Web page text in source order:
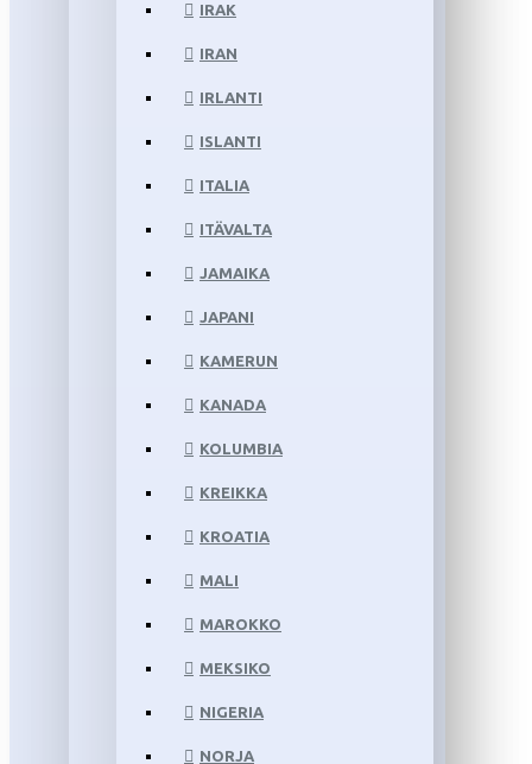
IRAK
IRAN
IRLANTI
ISLANTI
ITALIA
ITÄVALTA
JAMAIKA
JAPANI
KAMERUN
KANADA
KOLUMBIA
KREIKKA
KROATIA
MALI
MAROKKO
MEKSIKO
NIGERIA
NORJA